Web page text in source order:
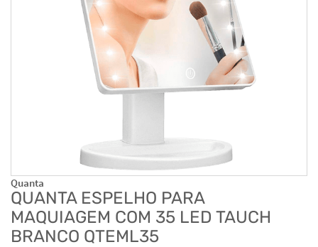
Quanta
QUANTA ESPELHO PARA
MAQUIAGEM COM 35 LED TAUCH
BRANCO QTEML35